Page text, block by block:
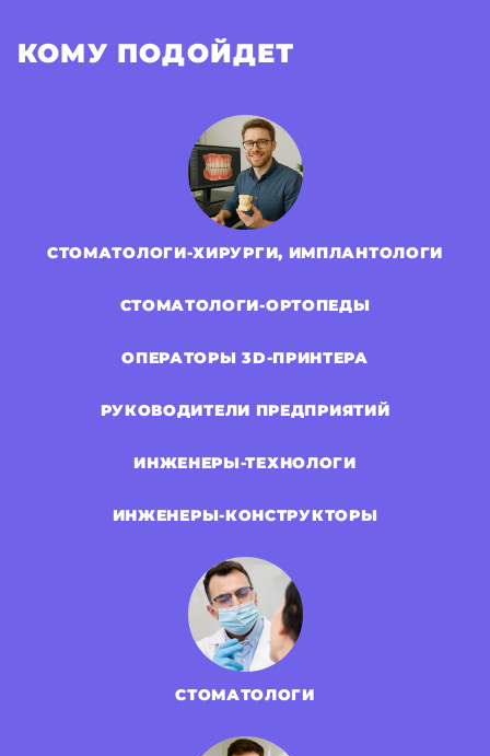
КОМУ ПОДОЙДЕТ
СТОМАТОЛОГИ-ХИРУРГИ, ИМПЛАНТОЛОГИ
СТОМАТОЛОГИ-ОРТОПЕДЫ
ОПЕРАТОРЫ 3D-ПРИНТЕРА
РУКОВОДИТЕЛИ ПРЕДПРИЯТИЙ
ИНЖЕНЕРЫ-ТЕХНОЛОГИ
ИНЖЕНЕРЫ-КОНСТРУКТОРЫ
СТОМАТОЛОГИ